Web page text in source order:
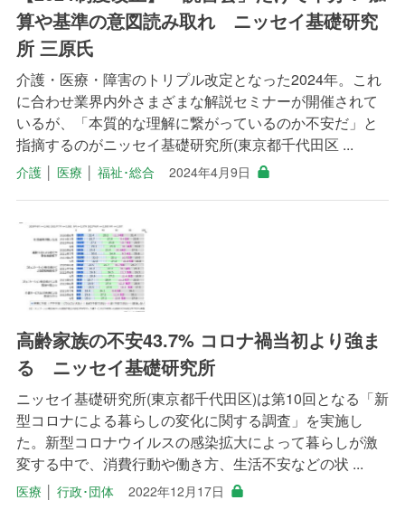
算や基準の意図読み取れ ニッセイ基礎研究
所 三原氏
介護・医療・障害のトリプル改定となった2024年。これ
に合わせ業界内外さまざまな解説セミナーが開催されて
いるが、「本質的な理解に繋がっているのか不安だ」と
指摘するのがニッセイ基礎研究所(東京都千代田区 ...
介護│ 医療 │ 福祉･総合 2024年4月9日
高齢家族の不安43.7% コロナ禍当初より強ま
る ニッセイ基礎研究所
ニッセイ基礎研究所(東京都千代田区)は第10回となる「新
型コロナによる暮らしの変化に関する調査」を実施し
た。新型コロナウイルスの感染拡大によって暮らしが激
変する中で、消費行動や働き方、生活不安などの状 ...
医療 │ 行政･団体 2022年12月17日